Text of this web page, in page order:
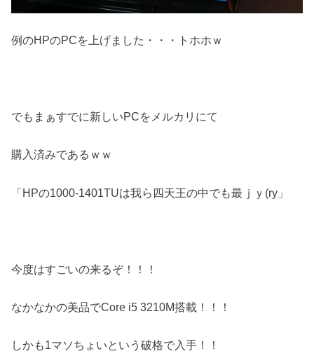
例のHPのPCを上げました・・・トホホｗ
でもまぁすでに新しいPCをメルカリにて
購入済みであるｗｗ
「HPの1000-1401TUは我ら四天王の中でも最ｊｙ(ry」
今度はすごいの来るぞ！！！
なかなかの美品でCore i5 3210M搭載！！！
しかも1マソちょいという破格で入手！！